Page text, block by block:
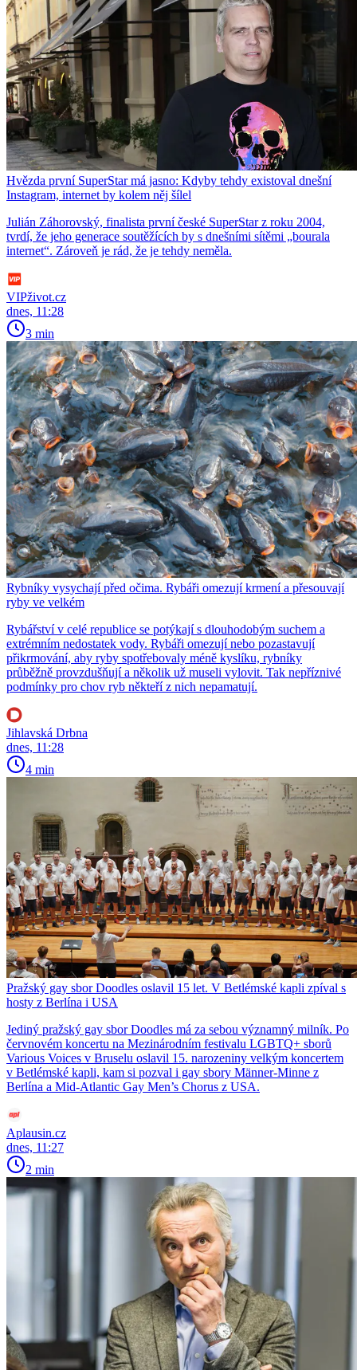
Hvězda první SuperStar má jasno: Kdyby tehdy existoval dnešní
Instagram, internet by kolem něj šílel
Julián Záhorovský, finalista první české SuperStar z roku 2004,
tvrdí, že jeho generace soutěžících by s dnešními sítěmi „bourala
internet“. Zároveň je rád, že je tehdy neměla.
VIPživot.cz
dnes, 11:28
3 min
Rybníky vysychají před očima. Rybáři omezují krmení a přesouvají
ryby ve velkém
Rybářství v celé republice se potýkají s dlouhodobým suchem a
extrémním nedostatek vody. Rybáři omezují nebo pozastavují
přikrmování, aby ryby spotřebovaly méně kyslíku, rybníky
průběžně provzdušňují a několik už museli vylovit. Tak nepříznivé
podmínky pro chov ryb někteří z nich nepamatují.
Jihlavská Drbna
dnes, 11:28
4 min
Pražský gay sbor Doodles oslavil 15 let. V Betlémské kapli zpíval s
hosty z Berlína i USA
Jediný pražský gay sbor Doodles má za sebou významný milník. Po
červnovém koncertu na Mezinárodním festivalu LGBTQ+ sborů
Various Voices v Bruselu oslavil 15. narozeniny velkým koncertem
v Betlémské kapli, kam si pozval i gay sbory Männer-Minne z
Berlína a Mid-Atlantic Gay Men’s Chorus z USA.
Aplausin.cz
dnes, 11:27
2 min